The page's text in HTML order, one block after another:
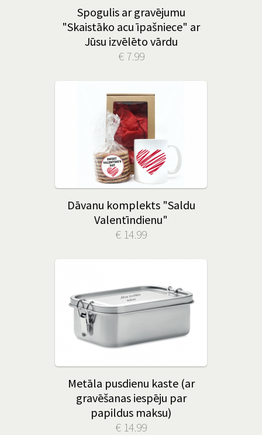
Spogulis ar gravējumu
"Skaistāko acu īpašniece" ar
Jūsu izvēlēto vārdu
€ 7.99
Dāvanu komplekts "Saldu
Valentīndienu"
€ 14.99
Metāla pusdienu kaste (ar
gravēšanas iespēju par
papildus maksu)
€ 14.99